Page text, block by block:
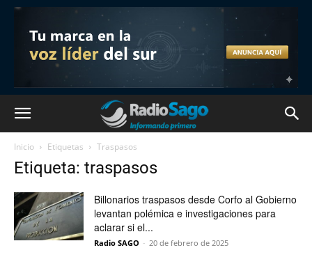
Inicio Etiquetas Traspasos
Etiqueta: traspasos
Billonarios traspasos desde Corfo al Gobierno
levantan polémica e investigaciones para
aclarar si el...
Radio SAGO - 20 de febrero de 2025